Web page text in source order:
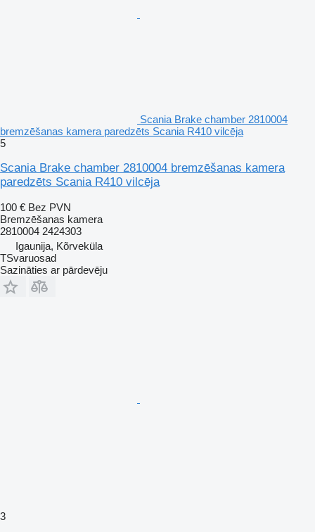
Scania Brake chamber 2810004
bremzēšanas kamera paredzēts Scania R410 vilcēja
5
Scania Brake chamber 2810004 bremzēšanas kamera
paredzēts Scania R410 vilcēja
100 € Bez PVN
Bremzēšanas kamera
2810004 2424303
Igaunija, Kõrveküla
TSvaruosad
Sazināties ar pārdevēju
3